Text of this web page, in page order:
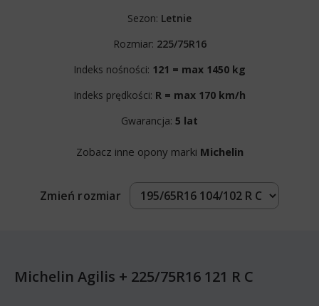
Sezon: Letnie
Rozmiar: 225/75R16
Indeks nośności: 121 = max 1450 kg
Indeks prędkości: R = max 170 km/h
Gwarancja: 5 lat
Zobacz inne opony marki Michelin
Zmień rozmiar
Michelin Agilis + 225/75R16 121 R C